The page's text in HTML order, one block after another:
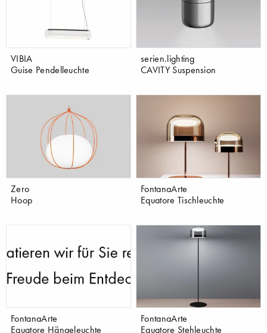
VIBIA
Guise Pendelleuchte
serien.lighting
CAVITY Suspension
Zero
Hoop
FontanaArte
Equatore Tischleuchte
FontanaArte
Equatore Hängeleuchte
FontanaArte
Equatore Stehleuchte